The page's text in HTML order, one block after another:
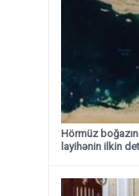
Hörmüz
layihənin ilkin